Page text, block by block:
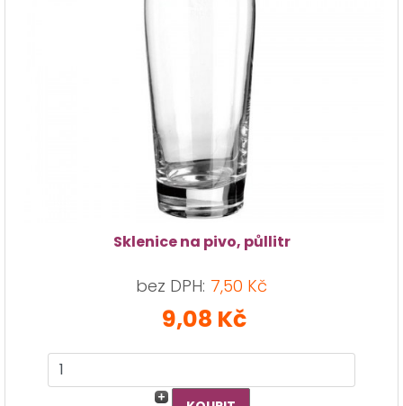
Sklenice na pivo, půllitr
bez DPH: 7,50 Kč
9,08 Kč